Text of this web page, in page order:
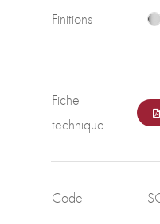
Finitions
Fiche
technique
Code